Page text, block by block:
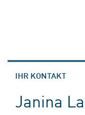
IHR KONTAKT
Janina